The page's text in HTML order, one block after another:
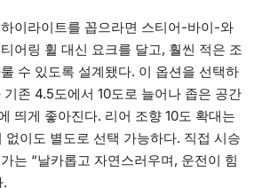
이라이트를 꼽으라면 스티어-바이-와
어링 휠 대신 요크를 달고, 훨씬 적은 조
수 있도록 설계됐다. 이 옵션을 선택하
존 4.5도에서 10도로 늘어나 좁은 공간
띄게 좋아진다. 리어 조향 10도 확대는
이도 별도로 선택 가능하다. 직접 시승
는 “날카롭고 자연스러우며, 운전이 힘
.